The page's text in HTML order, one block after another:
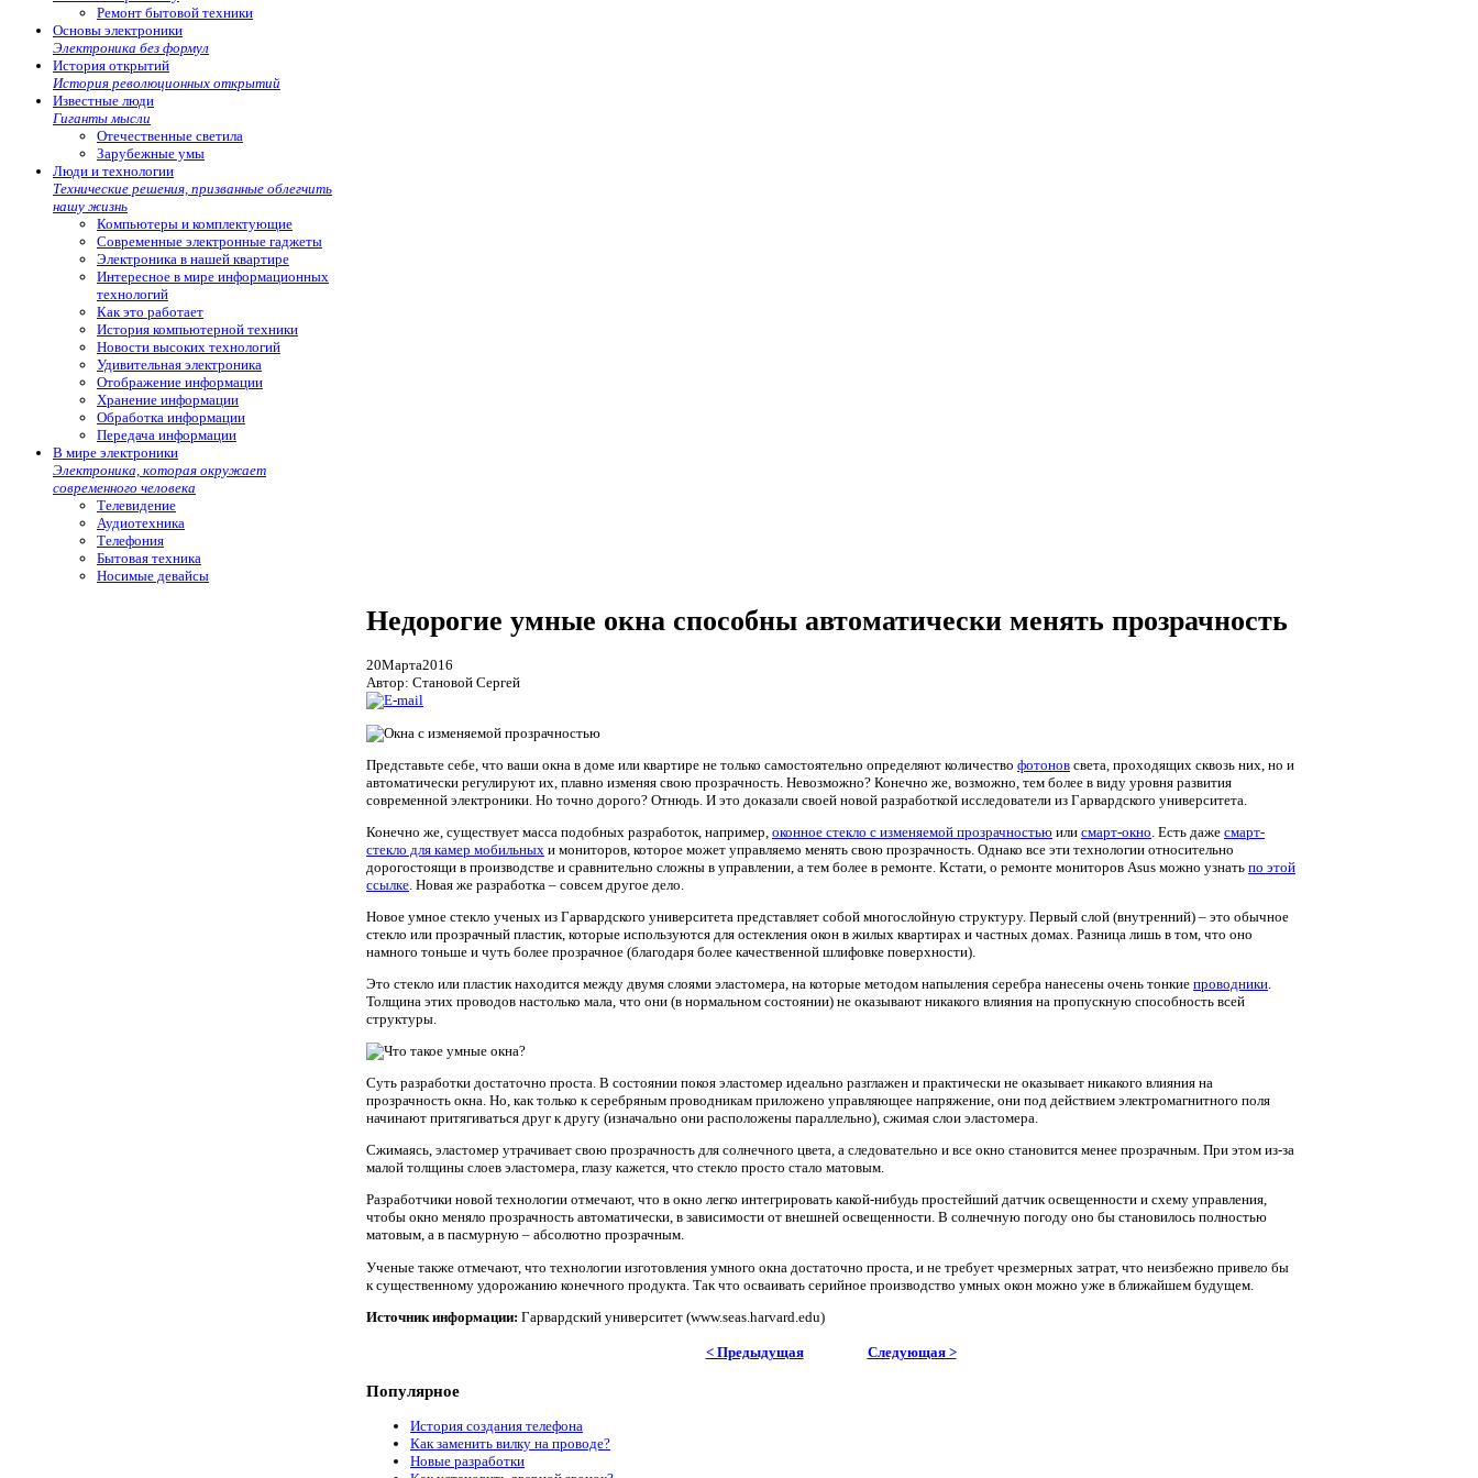
Ремонт бытовой техники
Основы электроники
Электроника без формул
История открытий
История революционных открытий
Известные люди
Гиганты мысли
Отечественные светила
Зарубежные умы
Люди и технологии
Технические решения, призванные облегчить
нашу жизнь
Компьютеры и комплектующие
Современные электронные гаджеты
Электроника в нашей квартире
Интересное в мире информационных
технологий
Как это работает
История компьютерной техники
Новости высоких технологий
Удивительная электроника
Отображение информации
Хранение информации
Обработка информации
Передача информации
В мире электроники
Электроника, которая окружает
современного человека
Телевидение
Аудиотехника
Телефония
Бытовая техника
Носимые девайсы
Недорогие умные окна способны автоматически менять прозрачность
20Марта2016
Автор: Становой Сергей
Представьте себе, что ваши окна в доме или квартире не только самостоятельно определяют количество фотонов света, проходящих сквозь них, но и
автоматически регулируют их, плавно изменяя свою прозрачность. Невозможно? Конечно же, возможно, тем более в виду уровня развития
современной электроники. Но точно дорого? Отнюдь. И это доказали своей новой разработкой исследователи из Гарвардского университета.
Конечно же, существует масса подобных разработок, например, оконное стекло с изменяемой прозрачностью или смарт-окно . Есть даже смарт-
стекло для камер мобильных и мониторов, которое может управляемо менять свою прозрачность. Однако все эти технологии относительно
дорогостоящи в производстве и сравнительно сложны в управлении, а тем более в ремонте. Кстати, о ремонте мониторов Asus можно узнать по этой
ссылке . Новая же разработка – совсем другое дело.
Новое умное стекло ученых из Гарвардского университета представляет собой многослойную структуру. Первый слой (внутренний) – это обычное
стекло или прозрачный пластик, которые используются для остекления окон в жилых квартирах и частных домах. Разница лишь в том, что оно
намного тоньше и чуть более прозрачное (благодаря более качественной шлифовке поверхности).
Это стекло или пластик находится между двумя слоями эластомера, на которые методом напыления серебра нанесены очень тонкие проводники.
Толщина этих проводов настолько мала, что они (в нормальном состоянии) не оказывают никакого влияния на пропускную способность всей
структуры.
Суть разработки достаточно проста. В состоянии покоя эластомер идеально разглажен и практически не оказывает никакого влияния на
прозрачность окна. Но, как только к серебряным проводникам приложено управляющее напряжение, они под действием электромагнитного поля
начинают притягиваться друг к другу (изначально они расположены параллельно), сжимая слои эластомера.
Сжимаясь, эластомер утрачивает свою прозрачность для солнечного цвета, а следовательно и все окно становится менее прозрачным. При этом из-за
малой толщины слоев эластомера, глазу кажется, что стекло просто стало матовым.
Разработчики новой технологии отмечают, что в окно легко интегрировать какой-нибудь простейший датчик освещенности и схему управления,
чтобы окно меняло прозрачность автоматически, в зависимости от внешней освещенности. В солнечную погоду оно бы становилось полностью
матовым, а в пасмурную – абсолютно прозрачным.
Ученые также отмечают, что технологии изготовления умного окна достаточно проста, и не требует чрезмерных затрат, что неизбежно привело бы
к существенному удорожанию конечного продукта. Так что осваивать серийное производство умных окон можно уже в ближайшем будущем.
Источник информации: Гарвардский университет (www.seas.harvard.edu)
< Предыдущая Следующая >
Популярное
История создания телефона
Как заменить вилку на проводе?
Новые разработки